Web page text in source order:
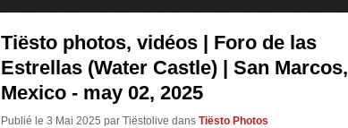
Tiësto photos, vidéos | Foro de las
Estrellas (Water Castle) | San Marcos,
Mexico - may 02, 2025
Publié le 3 Mai 2025 par Tiëstolive dans Tiësto Photos